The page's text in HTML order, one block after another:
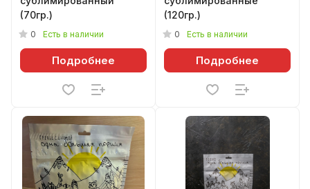
(70гр.)
0 Есть в наличии
Подробнее
(120гр.)
0 Есть в наличии
Подробнее